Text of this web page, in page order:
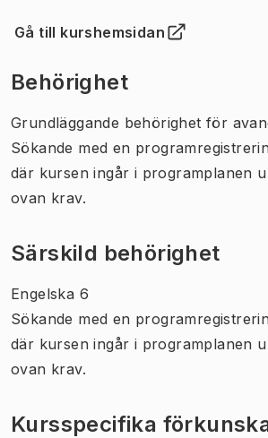
Gå till kurshemsidan
(Öppnas i ny flik)
Behörighet
Grundläggande behörighet för
Sökande med en
där kursen ingår i programplanen
ovan krav.
Särskild behörighet
Engelska 6
Sökande med en
där kursen ingår i programplanen
ovan krav.
Kursspecifika